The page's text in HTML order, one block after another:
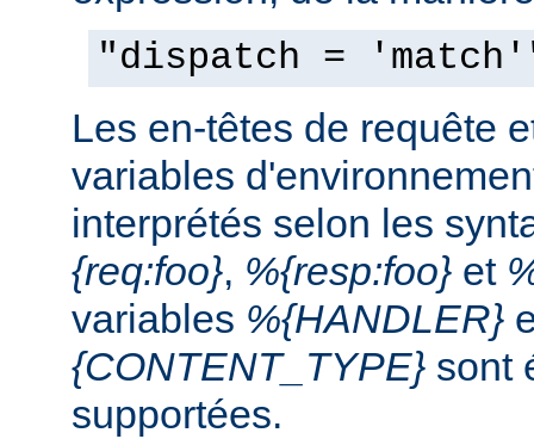
"dispatch =
Les en-têtes de requête
variables
interprétés selon les
{req:foo}, %{resp:foo} et
variables %{HANDLER}
{CONTENT_TYPE} sont
supportées.